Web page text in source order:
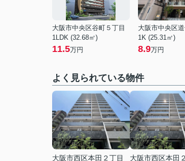
大阪市中央区谷町５丁目
1LDK (32.68㎡)
11.5万円
1K (25.31㎡)
8.9万円
よく見られている物件
大阪市西区本田２丁目
大阪市西区本田